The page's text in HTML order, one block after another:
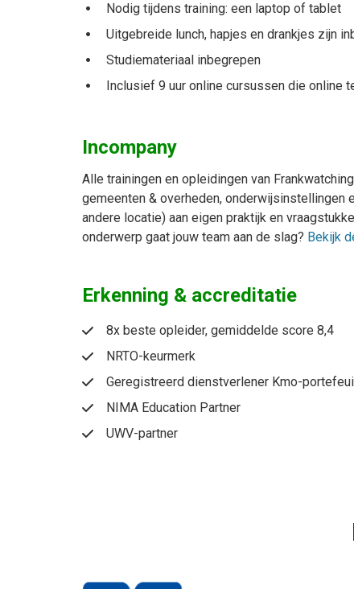
Nodig tijdens training: een laptop of tablet
Uitgebreide lunch, hapjes en drankjes zijn
Studiemateriaal inbegrepen
Inclusief 9 uur online cursussen die online
Incompany
Alle trainingen en opleidingen van
gemeenten & overheden, onderwijsinstellingen
andere locatie) aan eigen praktijk en
onderwerp gaat jouw team aan de slag? Bekijk
Erkenning & accreditatie
8x beste opleider, gemiddelde score 8,4
NRTO-keurmerk
Geregistreerd dienstverlener Kmo-
NIMA Education Partner
UWV-partner